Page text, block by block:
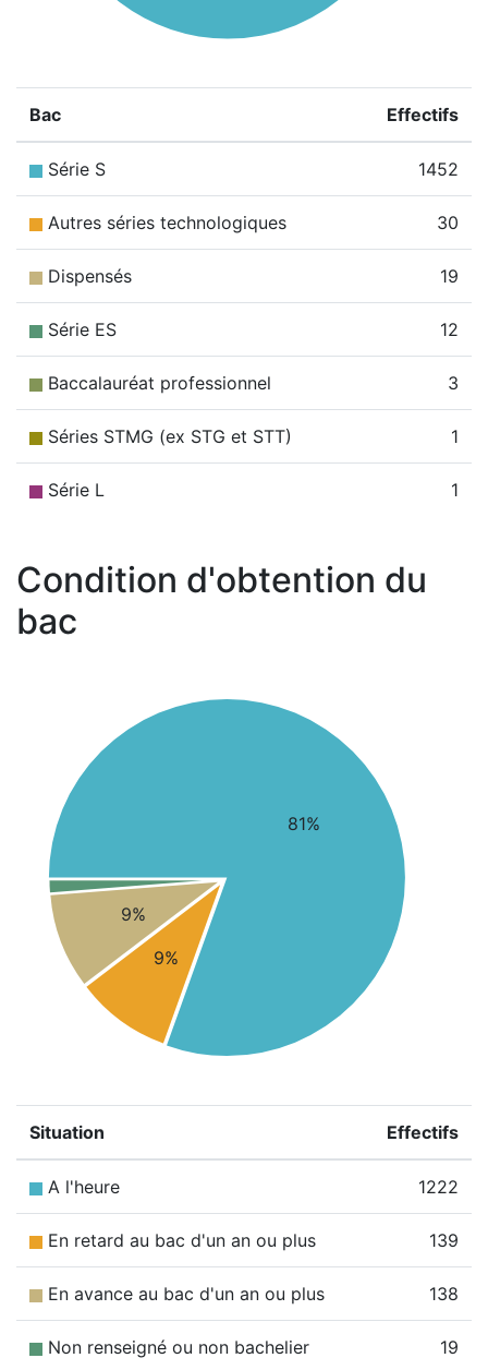
Bac Effectifs
Série S 1452
Autres séries technologiques 30
Dispensés 19
Série ES 12
Baccalauréat professionnel 3
Séries STMG (ex STG et STT) 1
Série L 1
Condition d'obtention du
bac
81%
9%
9%
Situation Effectifs
A l'heure 1222
En retard au bac d'un an ou plus 139
En avance au bac d'un an ou plus 138
Non renseigné ou non bachelier 19